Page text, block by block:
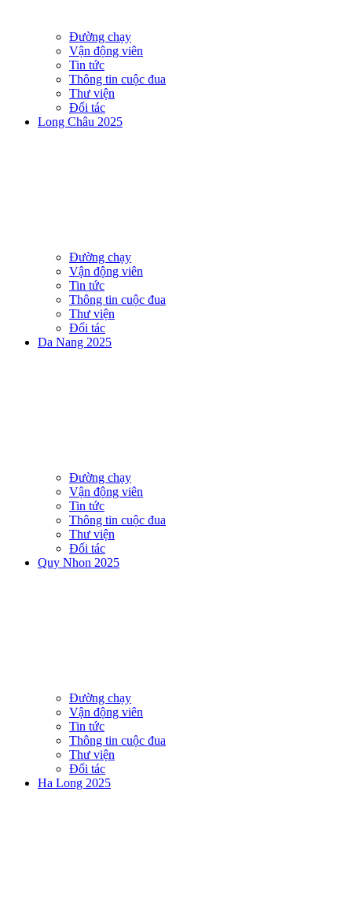
Đường chạy
Vận động viên
Tin tức
Thông tin cuộc đua
Thư viện
Đối tác
Long Châu 2025
Đường chạy
Vận động viên
Tin tức
Thông tin cuộc đua
Thư viện
Đối tác
Da Nang 2025
Đường chạy
Vận động viên
Tin tức
Thông tin cuộc đua
Thư viện
Đối tác
Quy Nhon 2025
Đường chạy
Vận động viên
Tin tức
Thông tin cuộc đua
Thư viện
Đối tác
Ha Long 2025